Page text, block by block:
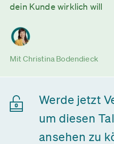
dein Kunde wirklich will
Mit Christina Bodendieck
Werde jetzt
um diesen
ansehen zu